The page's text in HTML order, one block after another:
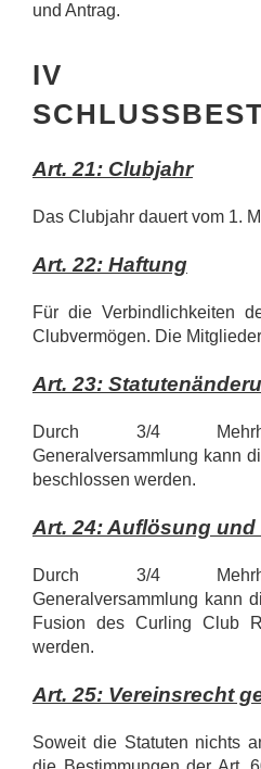
und Antrag.
IV
Art. 21: Clubjahr
Das Clubjahr dauert vom 1.
Art. 22: Haftung
Für die Verbindlichkeiten
Clubvermögen. Die
Art. 23:
Durch 3/4
Generalversammlung kann
beschlossen werden.
Art. 24: Auflösung und
Durch 3/4
Generalversammlung kann
Fusion des Curling Club
werden.
Art. 25: Vereinsrecht
Soweit die Statuten nichts